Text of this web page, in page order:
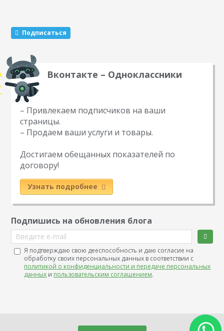
ассоциируются с розовыми окрасками, медицина…
Подписаться
Вконтакте – Одноклассники
– Привлекаем подписчиков на ваши
страницы.
– Продаем ваши услуги и товары.
Достигаем обещанных показателей по
договору!
Узнать подробнее
Подпишись на обновления блога
Введите e-mail
Я подтверждаю свою дееспособность и даю согласие на
обработку своих персональных данных в соответствии с
политикой о конфиденциальности и передаче персональных
данных и пользовательским соглашением.